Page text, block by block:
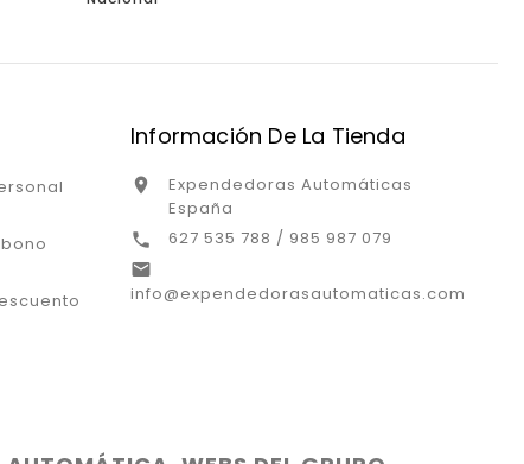
Información De La Tienda

Expendedoras Automáticas
España
 627 535 788 / 985 987 079

info@expendedorasautomaticas.com